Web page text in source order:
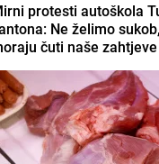
protesti autoškola
Ne želimo
čuti naše zahtjeve